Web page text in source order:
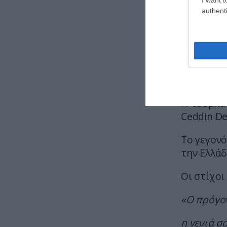
—
Όπως
Η
Ceddin
Το
την
Οι
«Ο
η γενιά